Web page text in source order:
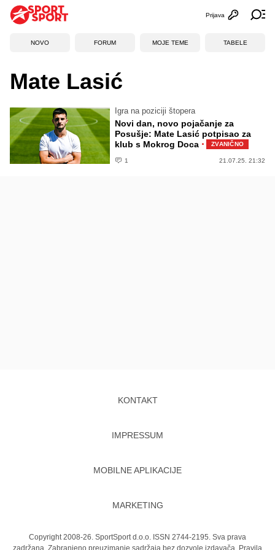
Otvori
Prijava
NOVO FORUM MOJE TEME TABELE
Mate Lasić
Igra na poziciji štopera
Novi dan, novo pojačanje za
Posušje: Mate Lasić potpisao za
klub s Mokrog Doca · ZVANIČNO
1 21.07.25. 21:32
KONTAKT
IMPRESSUM
MOBILNE APLIKACIJE
MARKETING
Copyright 2008-26. SportSport d.o.o. ISSN 2744-2195. Sva prava
zadržana. Zabranjeno preuzimanje sadržaja bez dozvole izdavača.
Pravila